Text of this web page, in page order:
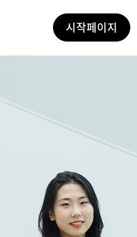
시작페이지